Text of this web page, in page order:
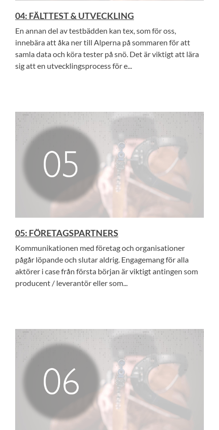
04: FÄLTTEST & UTVECKLING
En annan del av testbädden kan tex, som för oss,
innebära att åka ner till Alperna på sommaren för att
samla data och köra tester på snö. Det är viktigt att lära
sig att en utvecklingsprocess för e...
05: FÖRETAGSPARTNERS
Kommunikationen med företag och organisationer
pågår löpande och slutar aldrig. Engagemang för alla
aktörer i case från första början är viktigt antingen som
producent / leverantör eller som...